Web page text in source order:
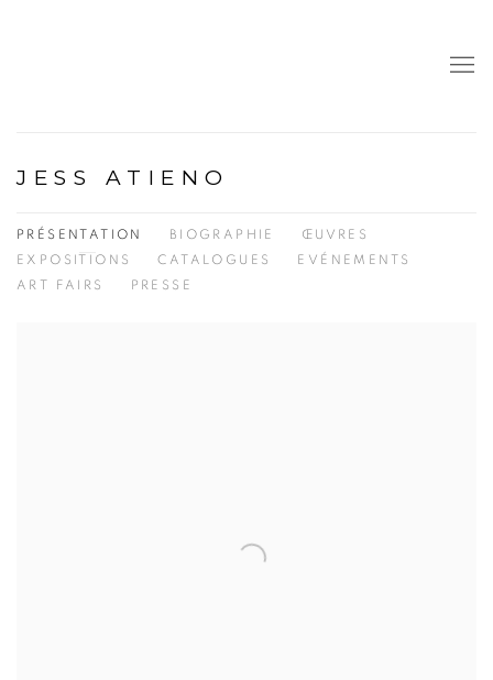
JESS ATIENO
PRÉSENTATION BIOGRAPHIE
ŒUVRES
EXPOSITIONS
CATALOGUES
EVÉNEMENTS
ART FAIRS
PRESSE